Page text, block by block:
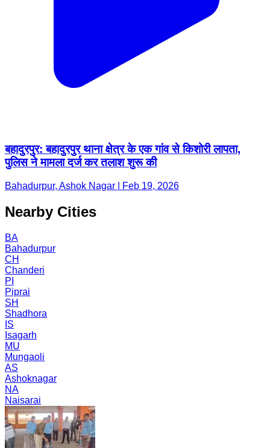
बहादुरपुर: बहादुरपुर थाना क्षेत्र के एक गांव से किशोरी लापता,
पुलिस ने मामला दर्ज कर तलाश शुरू की
Bahadurpur, Ashok Nagar | Feb 19, 2026
Nearby Cities
BA
Bahadurpur
CH
Chanderi
PI
Piprai
SH
Shadhora
IS
Isagarh
MU
Mungaoli
AS
Ashoknagar
NA
Naisarai